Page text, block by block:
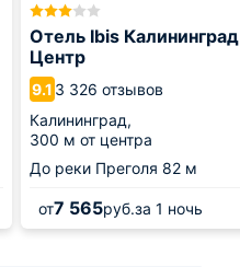
Отель Ibis Калининград
Центр
9.1 3 326 отзывов
Калининград,
300 м от центра
До реки Преголя 82 м
от7 565руб.за 1 ночь